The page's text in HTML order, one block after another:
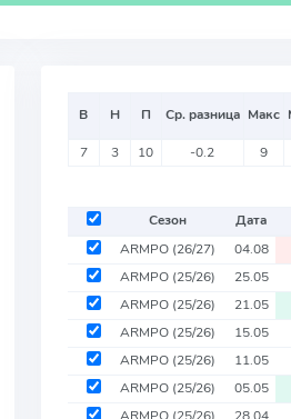
В Н П Ср. разница Макс
7 3 10 -0.2 9
Сезон Дата
ARMPO (26/27) 04.08
ARMPO (25/26) 25.05
ARMPO (25/26) 21.05
ARMPO (25/26) 15.05
ARMPO (25/26) 11.05
ARMPO (25/26) 05.05
ARMPO (25/26) 28.04